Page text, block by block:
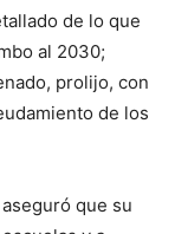
de lo que
al 2030;
prolijo, con
de los
que su